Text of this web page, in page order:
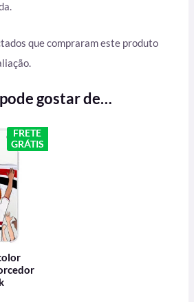
que compraram este produto
gostar de…
FRETE
GRÁTIS
preço
atual
é: